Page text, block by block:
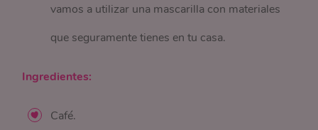
vamos a utilizar una mascarilla con materiales
que seguramente tienes en tu casa.
Ingredientes:
Café.